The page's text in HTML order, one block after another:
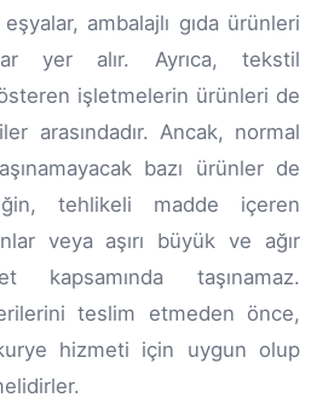
ambalajlı gıda ürünleri
yer alır. Ayrıca, tekstil
işletmelerin ürünleri de
arasındadır. Ancak, normal
bazı ürünler de
tehlikeli madde içeren
veya aşırı büyük ve ağır
taşınamaz.
teslim etmeden önce,
hizmeti için uygun olup